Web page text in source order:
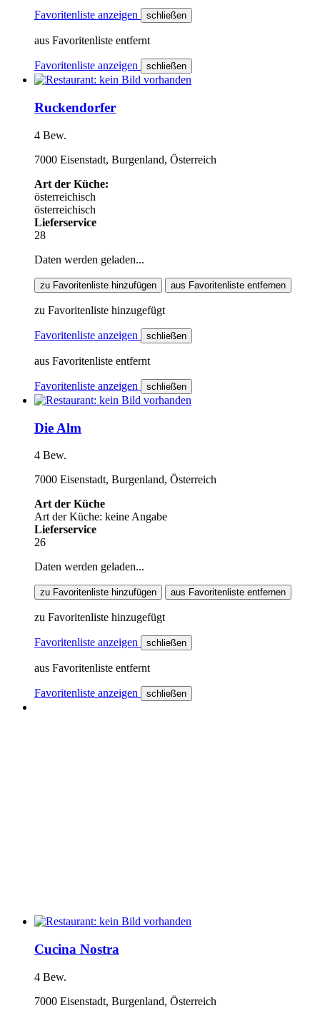
Favoritenliste anzeigen schließen
aus Favoritenliste entfernt
Favoritenliste anzeigen schließen
Ruckendorfer
4 Bew.
7000 Eisenstadt, Burgenland, Österreich
Art der Küche:
österreichisch
österreichisch
Lieferservice
28
Daten werden geladen...
zu Favoritenliste hinzufügen aus Favoritenliste entfernen
zu Favoritenliste hinzugefügt
Favoritenliste anzeigen schließen
aus Favoritenliste entfernt
Favoritenliste anzeigen schließen
Die Alm
4 Bew.
7000 Eisenstadt, Burgenland, Österreich
Art der Küche
Art der Küche: keine Angabe
Lieferservice
26
Daten werden geladen...
zu Favoritenliste hinzufügen aus Favoritenliste entfernen
zu Favoritenliste hinzugefügt
Favoritenliste anzeigen schließen
aus Favoritenliste entfernt
Favoritenliste anzeigen schließen
Cucina Nostra
4 Bew.
7000 Eisenstadt, Burgenland, Österreich